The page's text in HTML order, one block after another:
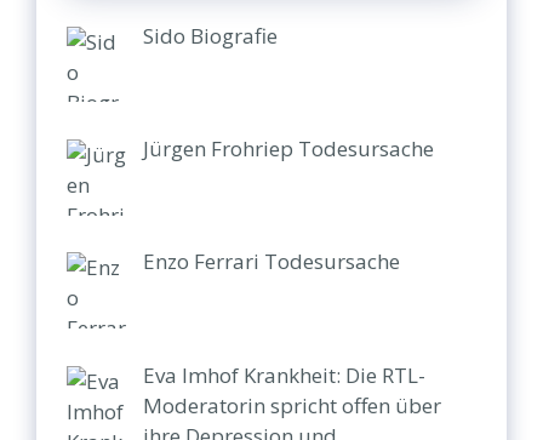
Sido Biografie
Jürgen Frohriep Todesursache
Enzo Ferrari Todesursache
Eva Imhof Krankheit: Die RTL-
Moderatorin spricht offen über